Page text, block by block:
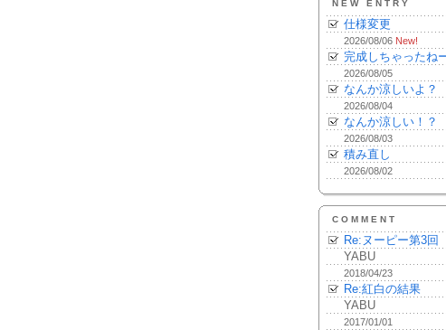
NEW ENTRY
仕様変更
2026/08/06 New!
完成しちゃったね
2026/08/05
なんか涼しいよ？
2026/08/04
なんか涼しい！？
2026/08/03
積み直し
2026/08/02
COMMENT
Re:ヌーピー第3回
YABU
2018/04/23
Re:紅白の結果
YABU
2017/01/01